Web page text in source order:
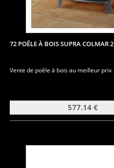
72 POÊLE À BOIS SUPRA COLMAR 2
Vente de poêle à bois au meilleur prix
577.14 €